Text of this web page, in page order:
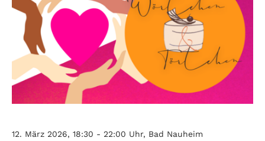
12. März 2026, 18:30 - 22:00 Uhr, Bad Nauheim